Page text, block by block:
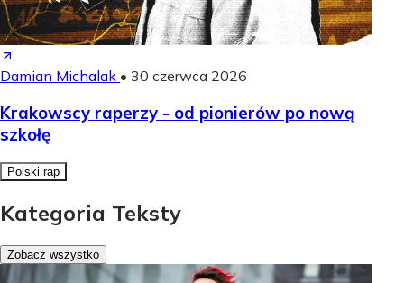
Damian Michalak • 30 czerwca 2026
Krakowscy raperzy - od pionierów po nową
szkołę
Polski rap
Kategoria Teksty
Zobacz wszystko